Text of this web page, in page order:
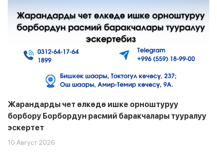
Жарандарды чет өлкөдө ишке орноштуруу
борбору Борбордун расмий баракчалары тууралуу
эскертет
10 Август 2026